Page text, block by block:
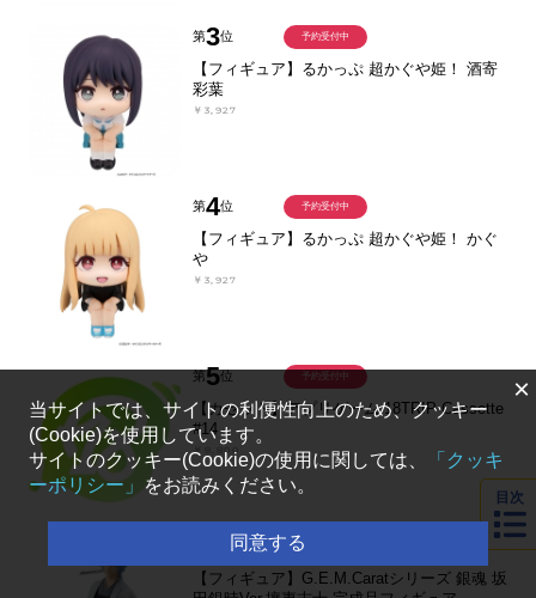
第3位
【フィギュア】るかっぷ 超かぐや姫！ 酒寄
彩葉
￥3,927
予約受付中
第4位
【フィギュア】るかっぷ 超かぐや姫！ かぐ
や
￥3,927
予約受付中
第5位
【カセット】アプリゲーム 18TRIP Cassette
#14
予約受付中
【フィギュア】G.E.M.Caratシリーズ 銀魂 坂
予約受付中
目次
×
当サイトでは、サイトの利便性向上のため、クッキー
(Cookie)を使用しています。
サイトのクッキー(Cookie)の使用に関しては、
「クッキ
ーポリシー」 をお読みください。
同意する